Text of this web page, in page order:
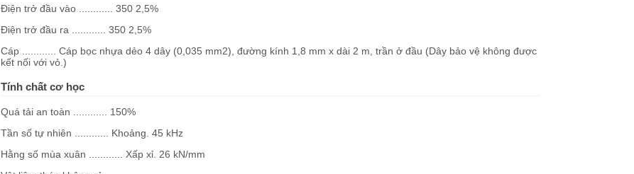
Điện trở đầu vào ............ 350 2,5%
Điện trở đầu ra ............ 350 2,5%
Cáp ............ Cáp bọc nhựa dẻo 4 dây (0,035 mm2), đường kính 1,8 mm x dài 2 m, trần ở đầu (Dây bảo vệ không được
kết nối với vỏ.)
Tính chất cơ học
Quá tải an toàn ............ 150%
Tần số tự nhiên ............ Khoảng. 45 kHz
Hằng số mùa xuân ............ Xấp xỉ. 26 kN/mm